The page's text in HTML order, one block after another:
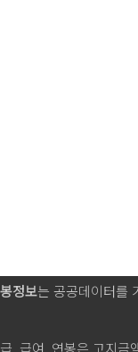
정보는 공공데이터를
, 급여, 연봉은 고지금